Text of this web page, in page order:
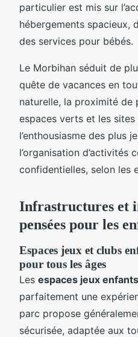
particulier est mis sur
hébergements spacieux,
des services pour bébés.
Le Morbihan séduit de
quête de vacances en
naturelle, la proximité de
espaces verts et les
l’enthousiasme des plus
l’organisation d’activités
confidentielles, selon les
Infrastructures et
pensées pour les
Espaces jeux et clubs
pour tous les âges
Les espaces jeux
parfaitement une
parc propose
sécurisée, adaptée aux